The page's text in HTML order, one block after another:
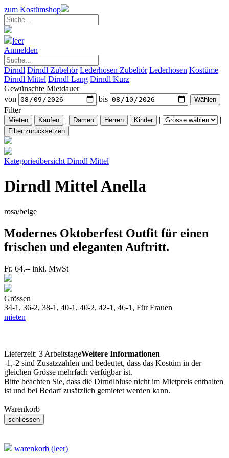
zum Kostümshop
leer
Anmelden
Dirndl Dirndl Zubehör Lederhosen Zubehör Lederhosen Kostüme
Dirndl Mittel Dirndl Lang Dirndl Kurz
Gewünschte Mietdauer
von
bis
Filter
|
| |
Kategorieübersicht Dirndl Mittel
Dirndl Mittel Anella
rosa/beige
Modernes Oktoberfest Outfit für einen
frischen und eleganten Auftritt.
Fr. 64.-- inkl. MwSt
Grössen
34-1, 36-2, 38-1, 40-1, 40-2, 42-1, 46-1, Für Frauen
mieten
Lieferzeit: 3 ArbeitstageWeitere Informationen
-1,-2 sind Zusatzzahlen und bedeutet, dass das Kostüm in der
gleichen Grösse mehrfach verfügbar ist.
Bitte beachten Sie, dass die Dirndlbluse nicht im Mietpreis enthalten
ist und bei Bedarf zusätzlich gemietet werden kann.
Warenkorb
warenkorb (leer)